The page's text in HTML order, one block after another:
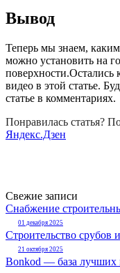
Вывод
Теперь мы знаем,
можно установить на
поверхности.Остались
видео в этой статье.
статье в комментариях.
Понравилась статья?
Яндекс.Дзен
Свежие записи
Снабжение
01 декабря 2025
Строительство срубов
21 октября 2025
Bonkod — база лучших